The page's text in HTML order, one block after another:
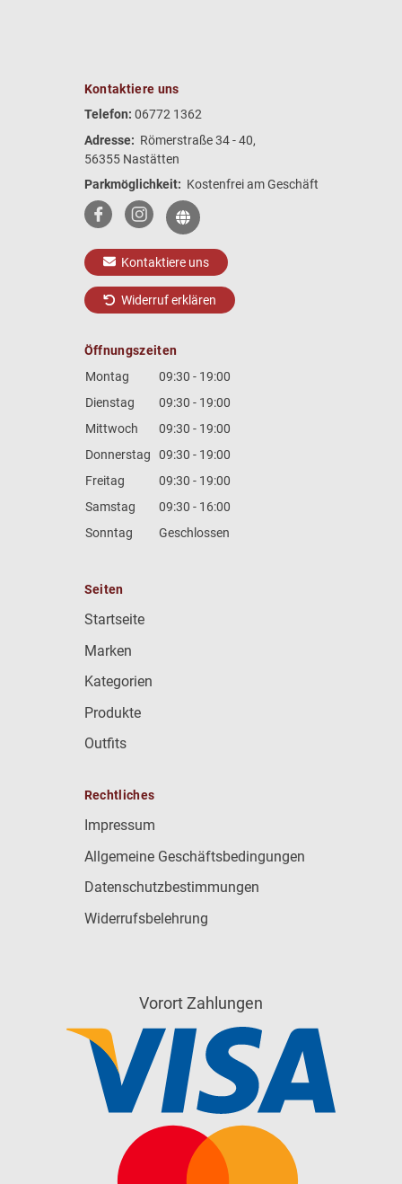
Kontaktiere uns
Telefon: 06772 1362
Adresse: Römerstraße 34 - 40,
56355 Nastätten
Parkmöglichkeit: Kostenfrei am Geschäft
Kontaktiere uns
Widerruf erklären
Öffnungszeiten
Montag
09:30 - 19:00
Dienstag
09:30 - 19:00
Mittwoch
09:30 - 19:00
Donnerstag
09:30 - 19:00
Freitag
09:30 - 19:00
Samstag
09:30 - 16:00
Sonntag
Geschlossen
Seiten
Startseite
Marken
Kategorien
Produkte
Outfits
Rechtliches
Impressum
Allgemeine Geschäftsbedingungen
Datenschutzbestimmungen
Widerrufsbelehrung
Vorort Zahlungen